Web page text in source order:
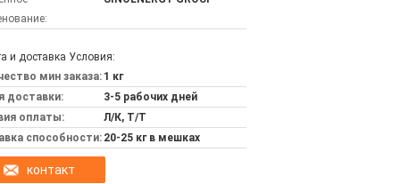
и доставка Условия:
мин заказа: 1 кг
доставки:
3-5 рабочих дней
оплаты:
Л/К, Т/Т
способности: 20-25 кг в мешках
контакт